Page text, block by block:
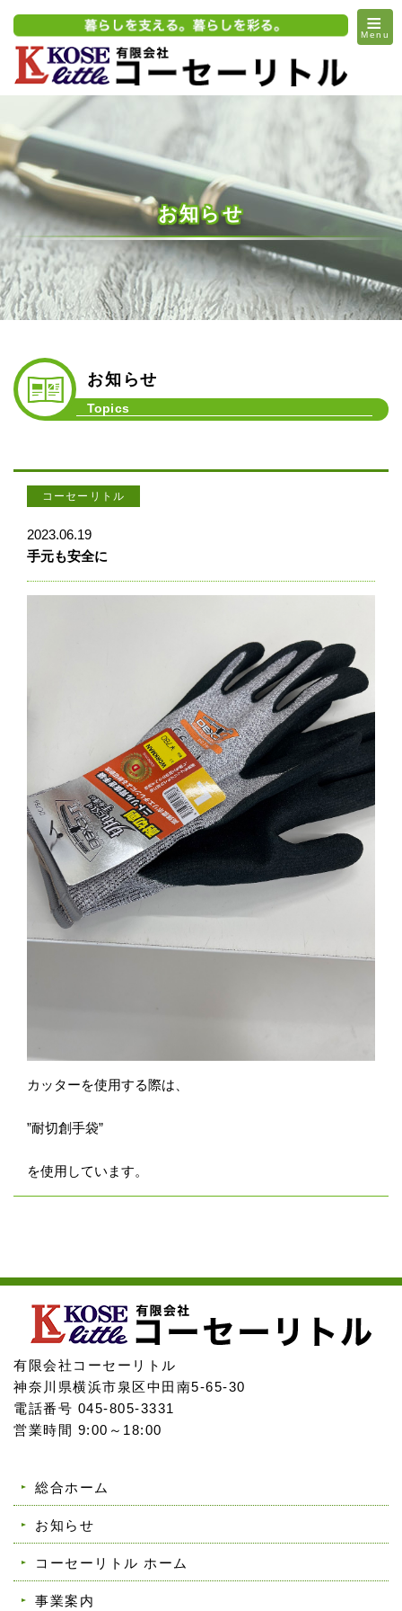
≡
Menu
お知らせ
お知らせ
Topics
コーセーリトル
2023.06.19
手元も安全に
カッターを使用する際は、
”耐切創手袋”
を使用しています。
有限会社コーセーリトル
神奈川県横浜市泉区中田南5-65-30
電話番号 045-805-3331
営業時間 9:00～18:00
総合ホーム
お知らせ
コーセーリトル ホーム
事業案内